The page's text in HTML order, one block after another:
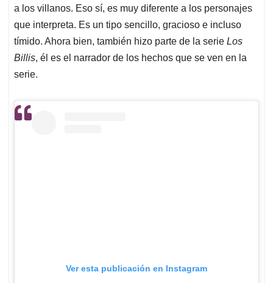
a los villanos. Eso sí, es muy diferente a los personajes
que interpreta. Es un tipo sencillo, gracioso e incluso
tímido. Ahora bien, también hizo parte de la serie Los
Billis, él es el narrador de los hechos que se ven en la
serie.
Ver esta publicación en Instagram